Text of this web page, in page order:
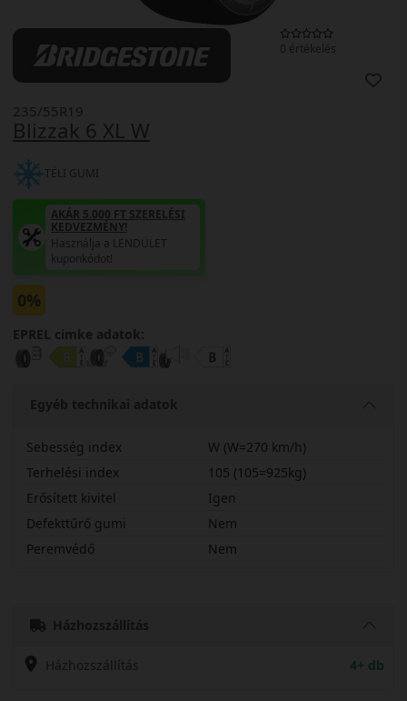
0 értékelés
Blizzak 6 XL W
235/55R19
TÉLI GUMI
AKÁR 5.000 FT SZERELÉSI
KEDVEZMÉNY!
Használja a LENDÜLET
kuponkódot!
0%
EPREL cimke adatok:
Egyéb technikai adatok
Sebesség index
W (W=270 km/h)
Terhelési index
105 (105=925kg)
Erősített kivitel
Igen
Defekttűrő gumi
Nem
Peremvédő
Nem
Házhozszállítás
Házhozszállítás 4+ db